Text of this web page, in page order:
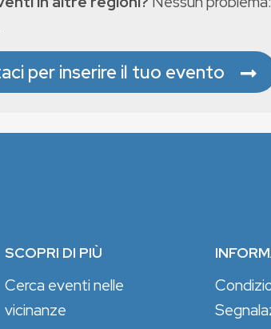
per inserire il tuo evento
SCOPRI DI PIÙ
Cerca eventi nelle
vicinanze